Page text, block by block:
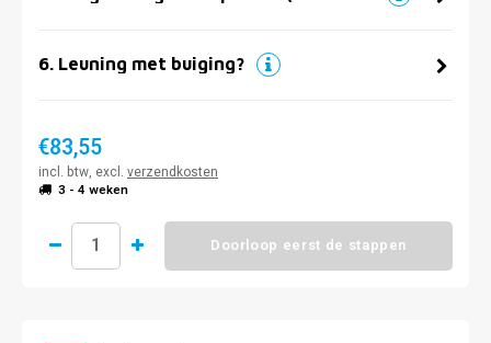
6. Leuning met buiging?
€83,55
incl. btw, excl. verzendkosten
3 - 4 weken
Doorloop eerst de stappen